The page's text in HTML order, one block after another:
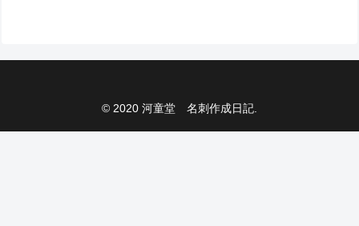
© 2020 河童堂 名刺作成日記.